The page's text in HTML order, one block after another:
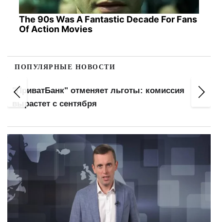
The 90s Was A Fantastic Decade For Fans
Of Action Movies
ПОПУЛЯРНЫЕ НОВОСТИ
Мобилизуют несмотря на учебу: пять
категорий студентов без отсрочки с августа